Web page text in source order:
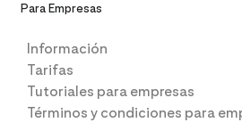
Para Empresas
Información
Tarifas
Tutoriales para empresas
Términos y condiciones para